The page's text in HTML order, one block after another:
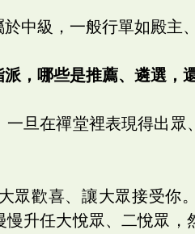
中級，一般行單如殿主
，哪些是推薦、遴選，
旦在禪堂裡表現得出眾
眾歡喜、讓大眾接受你
升任大悅眾、二悅眾，